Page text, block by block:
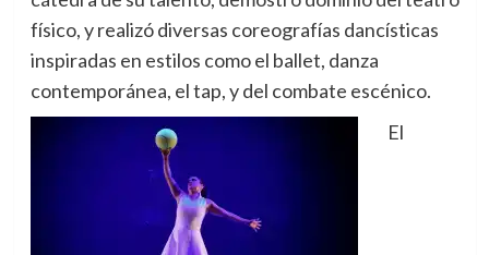
físico, y realizó diversas coreografías dancísticas
inspiradas en estilos como el ballet, danza
contemporánea, el tap, y del combate escénico.
El